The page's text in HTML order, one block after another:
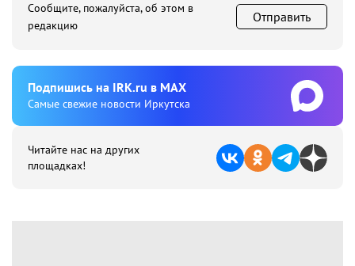
Сообщите, пожалуйста, об этом в
редакцию
Отправить
Подпишиcь на IRK.ru в MAX
Cамые свежие новости Иркутска
Читайте нас на других
площадках!